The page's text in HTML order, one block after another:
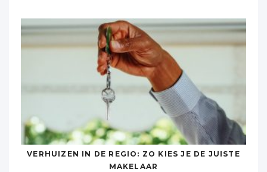
VERHUIZEN IN DE REGIO: ZO KIES JE DE JUISTE
MAKELAAR